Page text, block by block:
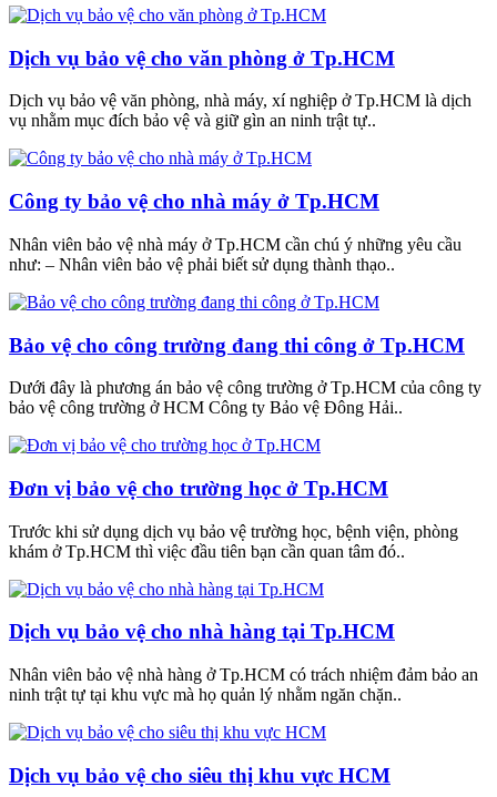
Dịch vụ bảo vệ cho văn phòng ở Tp.HCM
Dịch vụ bảo vệ văn phòng, nhà máy, xí nghiệp ở Tp.HCM là dịch
vụ nhằm mục đích bảo vệ và giữ gìn an ninh trật tự..
Công ty bảo vệ cho nhà máy ở Tp.HCM
Nhân viên bảo vệ nhà máy ở Tp.HCM cần chú ý những yêu cầu
như: – Nhân viên bảo vệ phải biết sử dụng thành thạo..
Bảo vệ cho công trường đang thi công ở Tp.HCM
Dưới đây là phương án bảo vệ công trường ở Tp.HCM của công ty
bảo vệ công trường ở HCM Công ty Bảo vệ Đông Hải..
Đơn vị bảo vệ cho trường học ở Tp.HCM
Trước khi sử dụng dịch vụ bảo vệ trường học, bệnh viện, phòng
khám ở Tp.HCM thì việc đầu tiên bạn cần quan tâm đó..
Dịch vụ bảo vệ cho nhà hàng tại Tp.HCM
Nhân viên bảo vệ nhà hàng ở Tp.HCM có trách nhiệm đảm bảo an
ninh trật tự tại khu vực mà họ quản lý nhằm ngăn chặn..
Dịch vụ bảo vệ cho siêu thị khu vực HCM